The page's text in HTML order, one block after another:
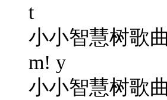
t
小小智慧树歌
m! y
小小智慧树歌